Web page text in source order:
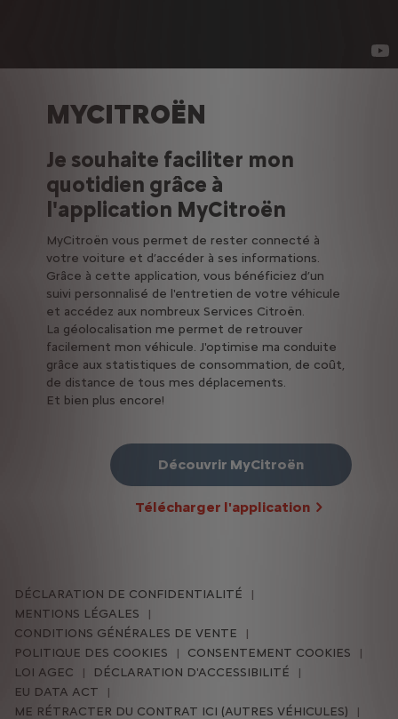
MYCITROËN
Je souhaite faciliter mon
quotidien grâce à
l'application MyCitroën
MyCitroën vous permet de rester connecté à
votre voiture et d’accéder à ses informations.
Grâce à cette application, vous bénéficiez d’un
suivi personnalisé de l'entretien de votre véhicule
et accédez aux nombreux Services Citroën.
La géolocalisation me permet de retrouver
facilement mon véhicule. J'optimise ma conduite
grâce aux statistiques de consommation, de coût,
de distance de tous mes déplacements.
Et bien plus encore!
Découvrir MyCitroën
Télécharger l'application
DÉCLARATION DE CONFIDENTIALITÉ
MENTIONS LÉGALES
CONDITIONS GÉNÉRALES DE VENTE
POLITIQUE DES COOKIES
CONSENTEMENT COOKIES
LOI AGEC
DÉCLARATION D'ACCESSIBILITÉ
EU DATA ACT
ME RÉTRACTER DU CONTRAT ICI (AUTRES VÉHICULES)